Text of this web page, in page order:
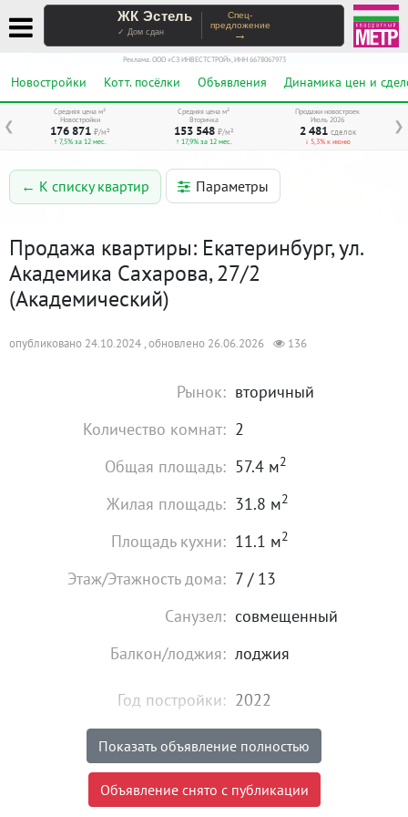
ЖК Эстель
✓ Дом сдан
Спец-
предложение
→
Реклама. ООО «СЗ ИНВЕСТСТРОЙ», ИНН 6678067973
Новостройки Котт. посёлки Объявления Динамика цен и
❮ ❯
Средняя цена м²
Новостройки
176 871 ₽/м²
↑ 7,5% за 12 мес.
Средняя цена м²
Вторичка
153 548 ₽/м²
↑ 17,9% за 12 мес.
Продажи новостроек
Июль 2026
2 481 сделок
↓ 5,3% к июню
← К списку квартир Параметры
Продажа квартиры: Екатеринбург, ул.
Академика Сахарова, 27/2
(Академический)
опубликовано 24.10.2024 , обновлено 26.06.2026 136
Рынок: вторичный
Количество комнат: 2
Общая площадь: 57.4 м2
Жилая площадь: 31.8 м2
Площадь кухни: 11.1 м2
Этаж/Этажность дома: 7 / 13
Санузел: совмещенный
Балкон/лоджия: лоджия
Год постройки: 2022
Состояние: хорошее
Цена: 6 199 000
Показать объявление полностью
Объявление снято с публикации